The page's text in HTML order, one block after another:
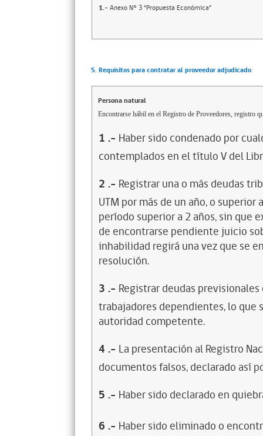
1.- Anexo N° 3 “Propuesta Económica”
5. Requisitos para contratar al proveedor adjudicado
Persona natural
Encontrarse hábil en el Registro de Proveedores, registro
1 .- Haber sido condenado por
contemplados en el título V del
2 .- Registrar una o más deudas
UTM por más de un año, o
período superior a 2 años, sin que
de encontrarse pendiente juicio
inhabilidad regirá una vez que se
resolución.
3 .- Registrar deudas
trabajadores dependientes, lo
autoridad competente.
4 .- La presentación al Registro
documentos falsos, declarado así
5 .- Haber sido declarado en
6 .- Haber sido eliminado o